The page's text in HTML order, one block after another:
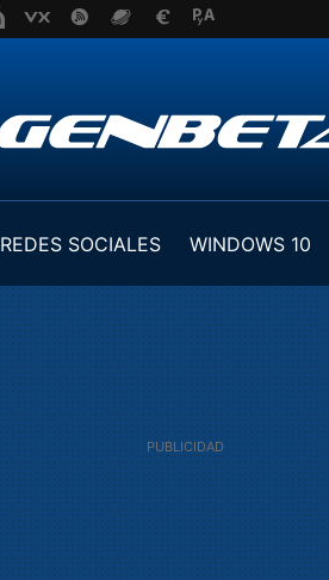
REDES SOCIALES WINDOWS 10